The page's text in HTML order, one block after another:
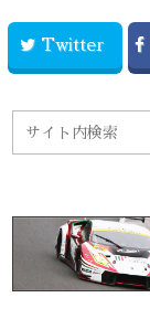
Twitter